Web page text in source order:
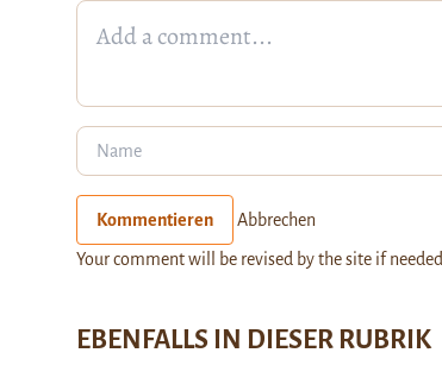
Kommentieren Abbrechen
Your comment will be revised by the site if needed.
EBENFALLS IN DIESER RUBRIK